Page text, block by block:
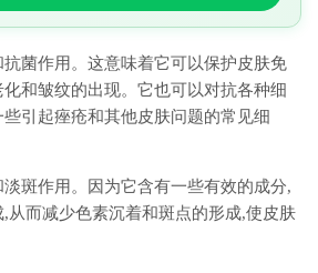
菌作用。这意味着它可以保护皮肤免
和皱纹的出现。它也可以对抗各种细
引起痤疮和其他皮肤问题的常见细
斑作用。因为它含有一些有效的成分,
从而减少色素沉着和斑点的形成,使皮肤